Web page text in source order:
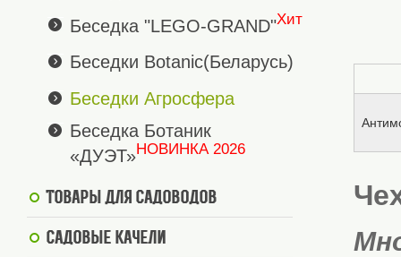
Беседка "LEGO-GRAND"Хит
Беседки Botanic(Беларусь)
Беседки Агросфера
Беседка Ботаник
«ДУЭТ»НОВИНКА 2026
Товары для садоводов
Садовые качели